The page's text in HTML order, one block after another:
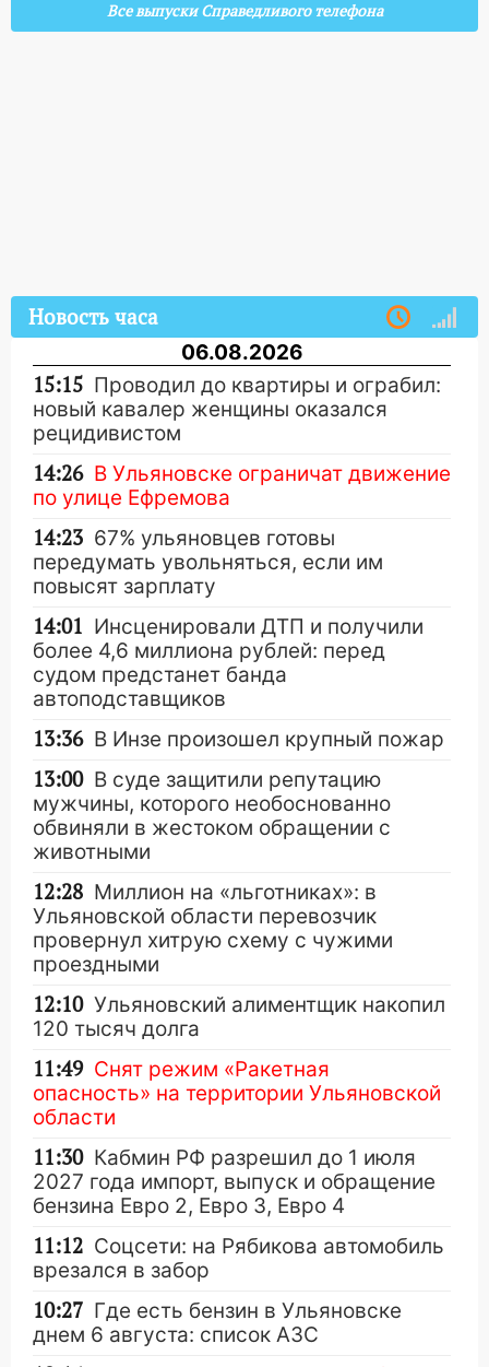
Все выпуски Справедливого телефона
Новость часа
06.08.2026
15:15 Проводил до квартиры и ограбил:
новый кавалер женщины оказался
рецидивистом
14:26 В Ульяновске ограничат движение
по улице Ефремова
14:23 67% ульяновцев готовы
передумать увольняться, если им
повысят зарплату
14:01 Инсценировали ДТП и получили
более 4,6 миллиона рублей: перед
судом предстанет банда
автоподставщиков
13:36 В Инзе произошел крупный пожар
13:00 В суде защитили репутацию
мужчины, которого необоснованно
обвиняли в жестоком обращении с
животными
12:28 Миллион на «льготниках»: в
Ульяновской области перевозчик
провернул хитрую схему с чужими
проездными
12:10 Ульяновский алиментщик накопил
120 тысяч долга
11:49 Снят режим «Ракетная
опасность» на территории Ульяновской
области
11:30 Кабмин РФ разрешил до 1 июля
2027 года импорт, выпуск и обращение
бензина Евро 2, Евро 3, Евро 4
11:12 Соцсети: на Рябикова автомобиль
врезался в забор
10:27 Где есть бензин в Ульяновске
днем 6 августа: список АЗС